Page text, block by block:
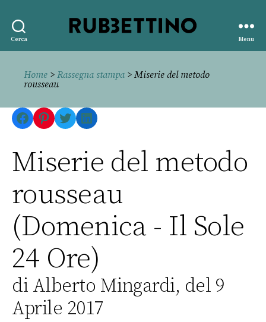
Cerca
editore
Menu
Home > Rassegna stampa> Miserie del metodo
rousseau
Facebook
Pinterest
TwitterLinkedIn
Miserie del metodo
rousseau
(Domenica - Il Sole
24 Ore)
di Alberto Mingardi, del 9
Aprile 2017